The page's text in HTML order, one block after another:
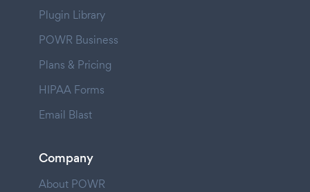
Plugin Library
POWR Business
Plans & Pricing
HIPAA Forms
Email Blast
Company
About POWR